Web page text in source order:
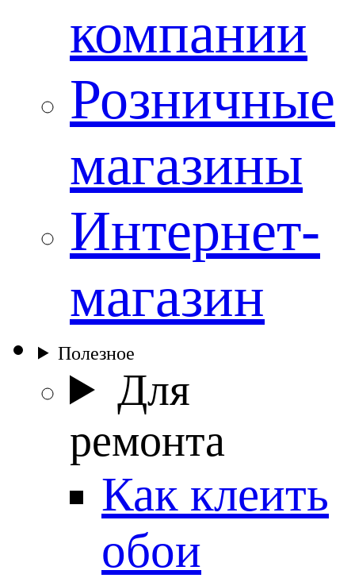
компании
Розничные
магазины
Интернет-
магазин
Полезное
Для
ремонта
Как клеить
обои